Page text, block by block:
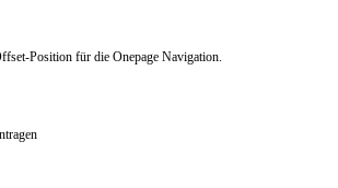
Position für die Onepage Navigation.